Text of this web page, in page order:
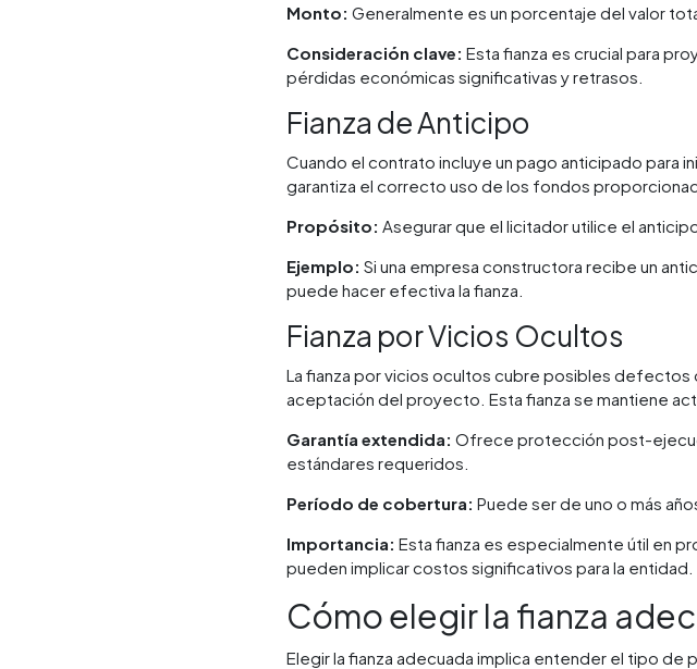
Monto: Generalmente es un porcentaje del valor
Consideración clave: Esta fianza es crucial para
pérdidas económicas significativas y retrasos.
Fianza de Anticipo
Cuando el contrato incluye un pago anticipado para
garantiza el correcto uso de los fondos
Propósito: Asegurar que el licitador utilice el
Ejemplo: Si una empresa constructora recibe un
puede hacer efectiva la fianza.
Fianza por Vicios Ocultos
La fianza por vicios ocultos cubre posibles
aceptación del proyecto. Esta fianza se mantiene
Garantía extendida: Ofrece protección post-
estándares requeridos.
Período de cobertura: Puede ser de uno o más
Importancia: Esta fianza es especialmente útil en
pueden implicar costos significativos para la entidad.
Cómo elegir la fianza
Elegir la fianza adecuada implica entender el tipo